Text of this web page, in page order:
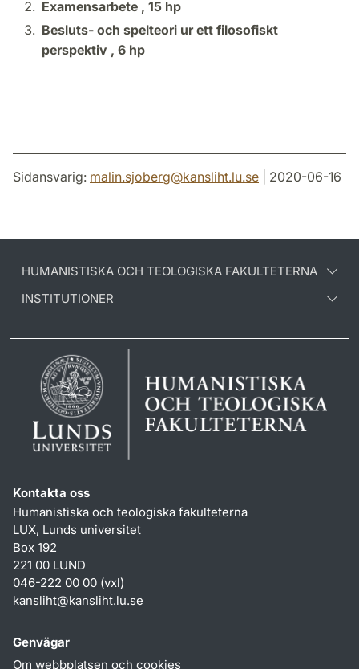
Examensarbete , 15 hp
Besluts- och spelteori ur ett filosofiskt
perspektiv , 6 hp
Sidansvarig: malin.sjoberg@kansliht.lu.se | 2020-06-16
HUMANISTISKA OCH TEOLOGISKA FAKULTETERNA
INSTITUTIONER
Kontakta oss
Humanistiska och teologiska fakulteterna
LUX, Lunds universitet
Box 192
221 00 LUND
046-222 00 00 (vxl)
kansliht@kansliht.lu.se
Genvägar
Om webbplatsen och cookies